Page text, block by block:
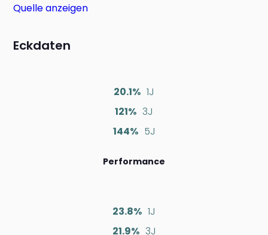
Quelle anzeigen
Eckdaten
20.1% 1J
121% 3J
144% 5J
Performance
23.8% 1J
21.9% 3J